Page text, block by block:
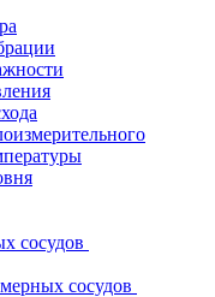
сосудов
сосудов